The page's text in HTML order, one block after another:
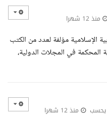
منذ 12 شهرا
الإسلامية مؤلفة لعدد من الكتب
المحكمة في المجلات الدولية،
يحسب منذ 12 شهرا